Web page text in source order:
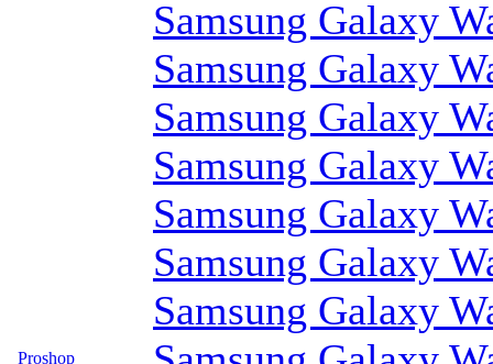
Proshop
Samsung Galaxy
Samsung Galaxy
Samsung Galaxy
Samsung Galaxy
Samsung Galaxy
Samsung Galaxy
Samsung Galaxy